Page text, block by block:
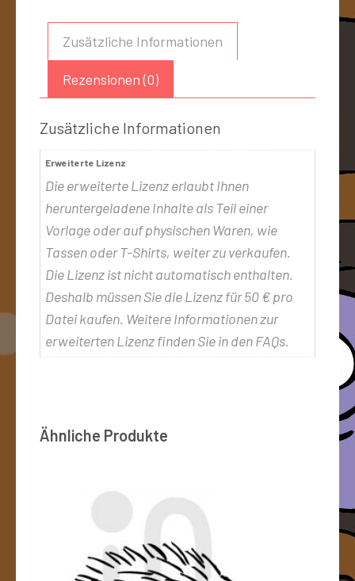
Zusätzliche Informationen
Rezensionen (0)
Zusätzliche Informationen
Erweiterte Lizenz
Die erweiterte Lizenz erlaubt Ihnen
heruntergeladene Inhalte als Teil einer
Vorlage oder auf physischen Waren, wie
Tassen oder T-Shirts, weiter zu verkaufen.
Die Lizenz ist nicht automatisch enthalten.
Deshalb müssen Sie die Lizenz für 50 € pro
Datei kaufen. Weitere Informationen zur
erweiterten Lizenz finden Sie in den FAQs.
Ähnliche Produkte